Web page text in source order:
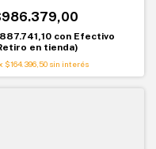
con Efectivo
en tienda)
$164.396,50 sin interés